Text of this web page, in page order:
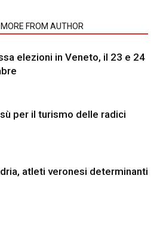
MORE FROM AUTHOR
elezioni in Veneto, il 23 e 24
per il turismo delle radici
atleti veronesi determinanti